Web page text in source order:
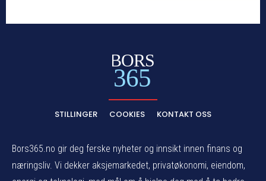
BORS
365
STILLINGER COOKIES KONTAKT OSS
Bors365.no gir deg ferske nyheter og innsikt innen finans og
næringsliv. Vi dekker aksjemarkedet, privatøkonomi, eiendom,